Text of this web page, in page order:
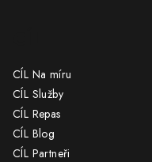
CÍL Na míru
CÍL Služby
CÍL Repas
CÍL Blog
CÍL Partneři